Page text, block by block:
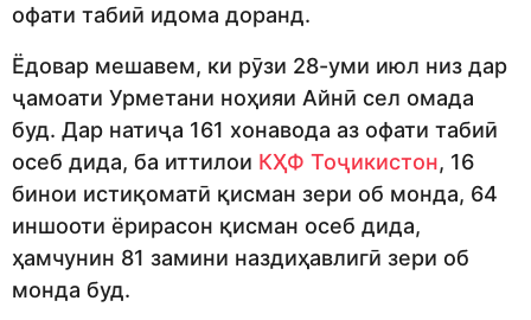
офати табиӣ идома доранд.
Ёдовар мешавем, ки рӯзи 28-уми июл низ дар
ҷамоати Урметани ноҳияи Айнӣ сел омада
буд. Дар натиҷа 161 хонавода аз офати табиӣ
осеб дида, ба иттилои КҲФ Тоҷикистон, 16
бинои истиқоматӣ қисман зери об монда, 64
иншооти ёрирасон қисман осеб дида,
ҳамчунин 81 замини наздиҳавлигӣ зери об
монда буд.